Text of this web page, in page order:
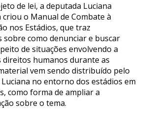
de lei, a deputada Luciana
criou o Manual de Combate à
nos Estádios, que traz
sobre como denunciar e buscar
de situações envolvendo a
direitos humanos durante as
vem sendo distribuído pelo
no entorno dos estádios em
como forma de ampliar a
sobre o tema.